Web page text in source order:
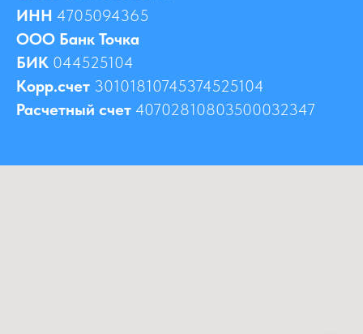
ИНН 4705094365
ООО Банк Точка
БИК 044525104
Корр.счет 30101810745374525104
Расчетный счет 40702810803500032347